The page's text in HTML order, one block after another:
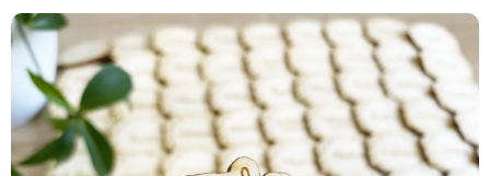
produktu
je
0,0
z
5
hvězdiček.